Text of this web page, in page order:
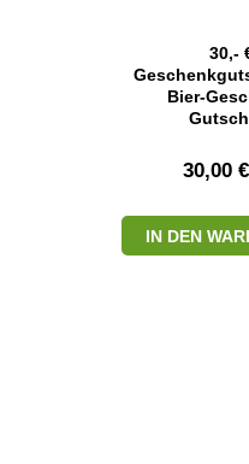
30,-
Bier-
30,00
IN DEN